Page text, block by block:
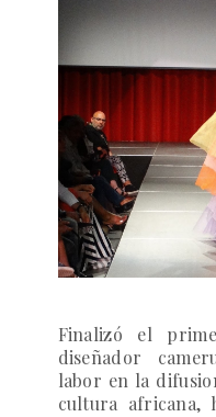
Finalizó el
diseñador
labor en la
cultura africana,